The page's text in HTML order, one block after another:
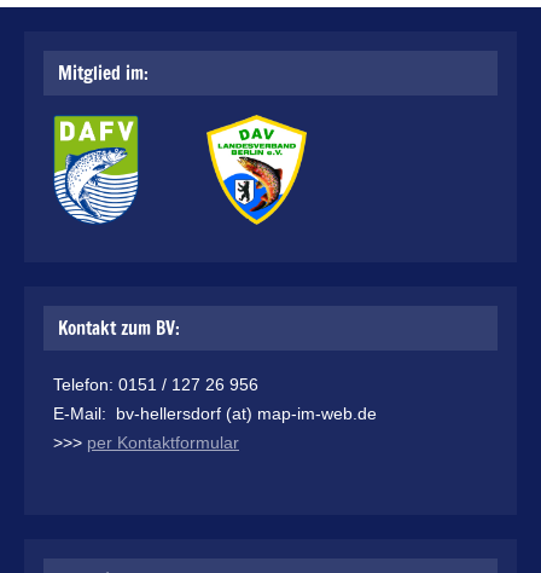
Mitglied im:
Kontakt zum BV:
Telefon: 0151 / 127 26 956
E-Mail: bv-hellersdorf (at) map-im-web.de
>>> per Kontaktformular